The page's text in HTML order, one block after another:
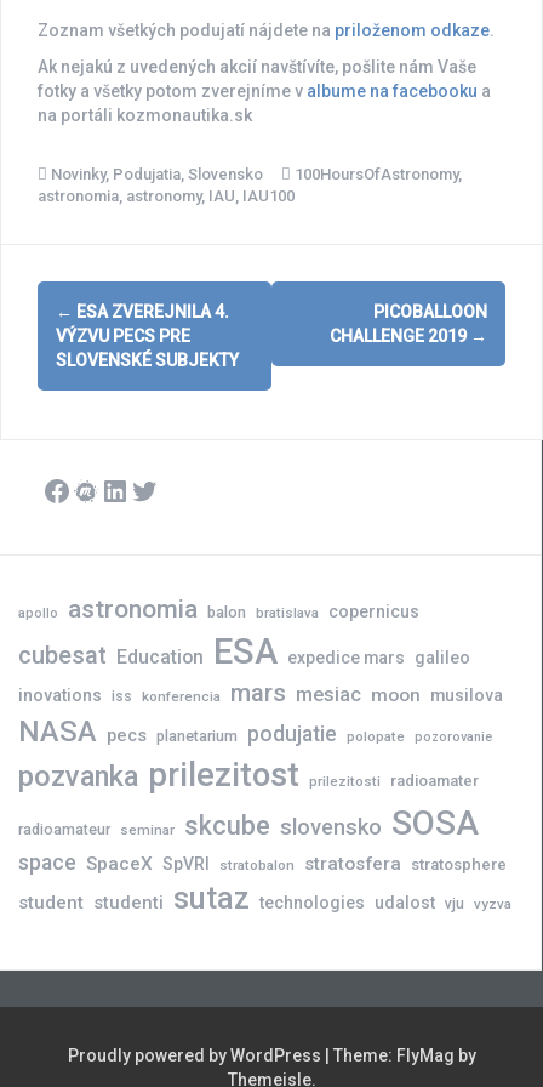
Zoznam všetkých podujatí nájdete na priloženom odkaze.
Ak nejakú z uvedených akcií navštívíte, pošlite nám Vaše
fotky a všetky potom zverejníme v albume na facebooku a
na portáli kozmonautika.sk
Novinky, Podujatia, Slovensko 100HoursOfAstronomy,
astronomia, astronomy, IAU, IAU100
Post
navigation
← ESA ZVEREJNILA 4.
VÝZVU PECS PRE
SLOVENSKÉ SUBJEKTY
PICOBALLOON
CHALLENGE 2019 →
Facebook
Meetup
LinkedIn
Twitter
apollo astronomia balon bratislava copernicus
cubesat Education ESA expedice mars
galileo
inovations iss konferencia mars mesiac moon musilova
NASA pecs planetarium podujatie polopate pozorovanie
pozvanka prilezitost prilezitosti radioamater
radioamateur seminar skcube slovensko SOSA
space SpaceX SpVRI stratobalon stratosfera stratosphere
student studenti sutaz technologies udalost vju vyzva
Proudly powered by WordPress Theme: FlyMag by
Themeisle.